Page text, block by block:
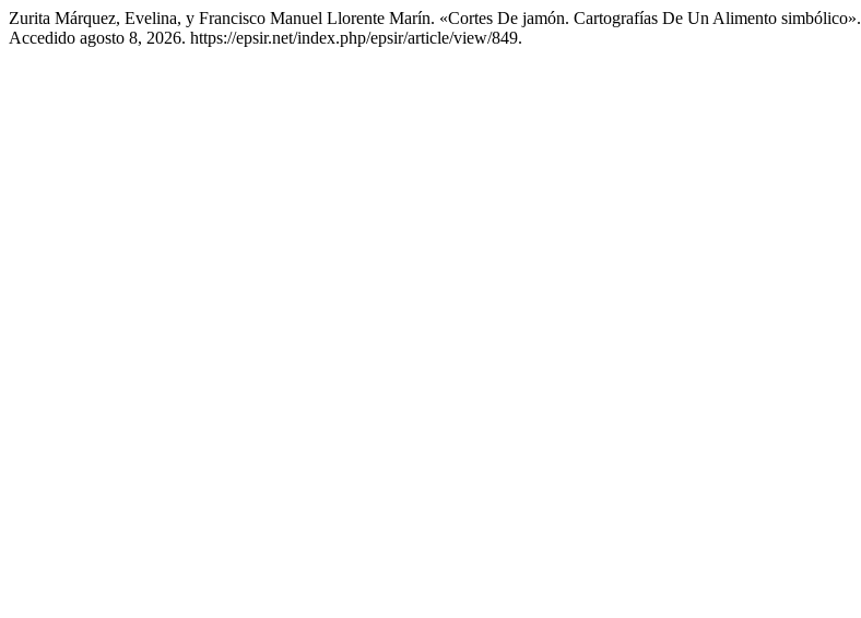
Zurita Márquez, Evelina, y Francisco Manuel Llorente Marín. «Cortes De jamón. Cartografías De Un Alimento simbólico».
Accedido agosto 8, 2026. https://epsir.net/index.php/epsir/article/view/849.